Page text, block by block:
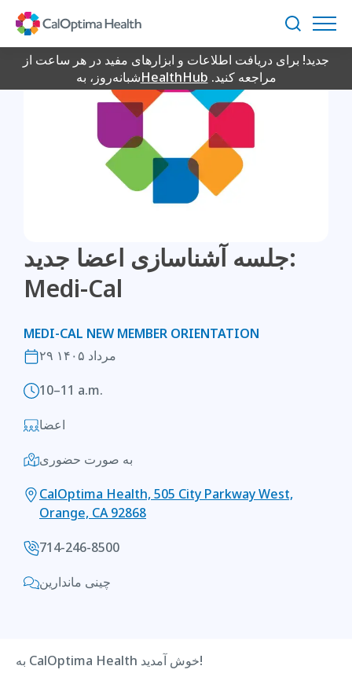
Content
جستجو
جدید! برای دریافت اطلاعات و ابزارهای مفید در هر ساعت از
شبانه‌روز، بهHealthHub مراجعه کنید.
جلسه آشناسازی اعضا جدید:
Medi-Cal
MEDI-CAL NEW MEMBER ORIENTATION
۲۹ مرداد ۱۴۰۵
10–11 a.m.
اعضا
به صورت حضوری
CalOptima Health, 505 City Parkway West,
Orange, CA 92868
714-246-8500
چینی ماندارین
به CalOptima Health خوش آمدید!